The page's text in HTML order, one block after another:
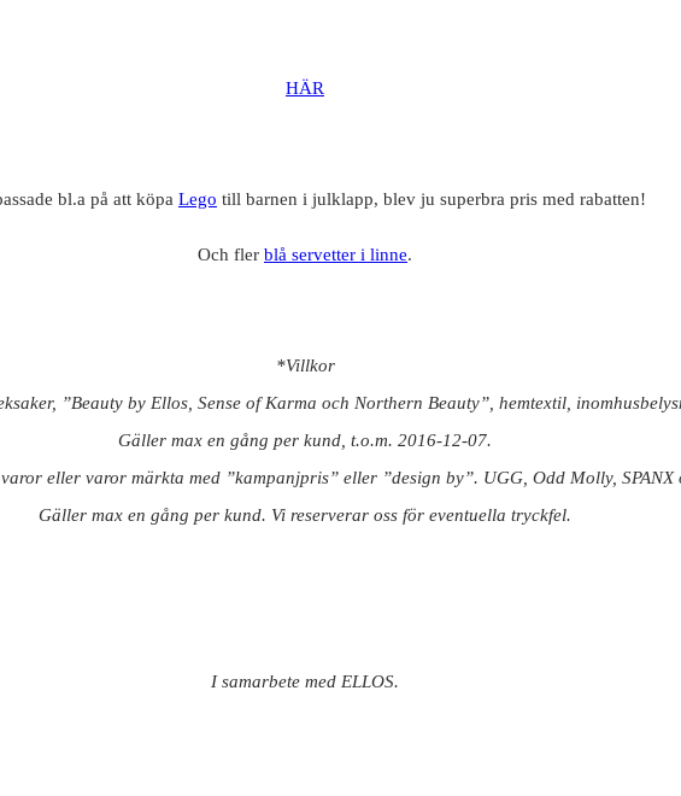
HÄR
bl.a på att köpa Lego till barnen i julklapp, blev ju superbra pris med rabatten!
Och fler blå servetter i linne.
*Villkor
”Beauty by Ellos, Sense of Karma och Northern Beauty”, hemtextil,
Gäller max en gång per kund, t.o.m. 2016-12-07.
eller varor märkta med ”kampanjpris” eller ”design by”. UGG, Odd Molly,
Gäller max en gång per kund. Vi reserverar oss för eventuella tryckfel.
I samarbete med ELLOS.